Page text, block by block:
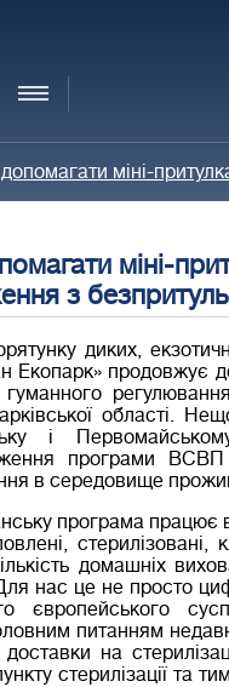
міні-
міні-
з
диких,
Екопарк» продовжує
області.
і
програми ВСВП
в середовище
програма працює
стерилізовані,
домашніх
нас це не просто
європейського
питанням
доставки на
стерилізації та